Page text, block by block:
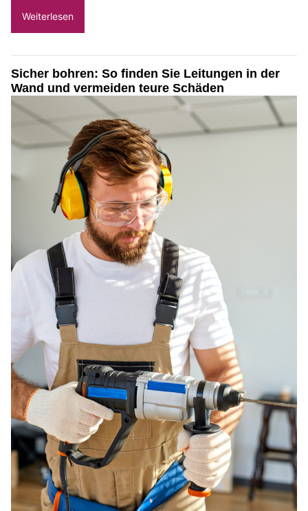
Weiterlesen
Sicher bohren: So finden Sie Leitungen in der
Wand und vermeiden teure Schäden